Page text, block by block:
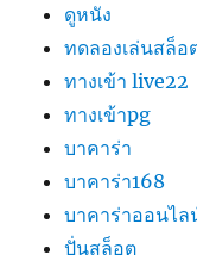
ดูหนัง
ทดลองเล่นสล็อ
ทางเข้า live22
ทางเข้าpg
บาคาร่า
บาคาร่า168
บาคาร่าออนไล
ปั่นสล็อต